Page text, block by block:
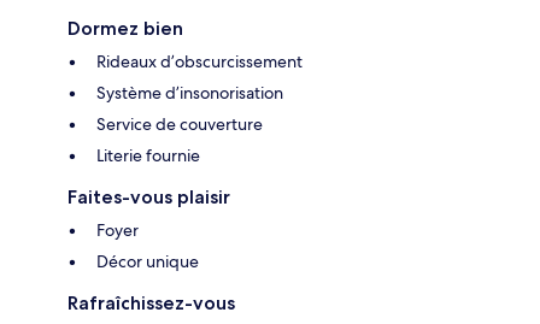
Dormez bien
Rideaux d’obscurcissement
Système d’insonorisation
Service de couverture
Literie fournie
Faites-vous plaisir
Foyer
Décor unique
Rafraîchissez-vous